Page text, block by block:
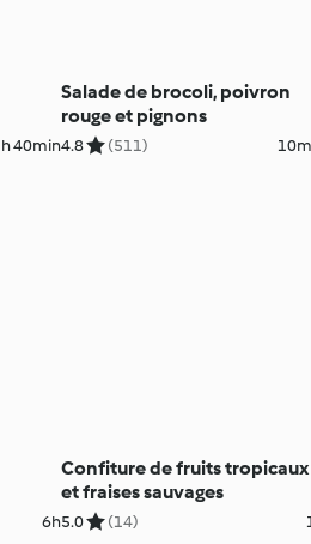
40min
Salade de brocoli, poivron
rouge et pignons
4.8 (511)
6h
Confiture de fruits tropicaux
et fraises sauvages
5.0 (14)